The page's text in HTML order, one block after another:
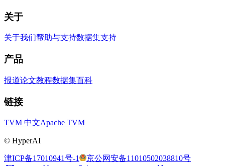
关于
关于我们帮助与支持数据集支持
产品
报道论文教程数据集百科
链接
TVM 中文Apache TVM
© HyperAI
津ICP备17010941号-1
京公网安备11010502038810号